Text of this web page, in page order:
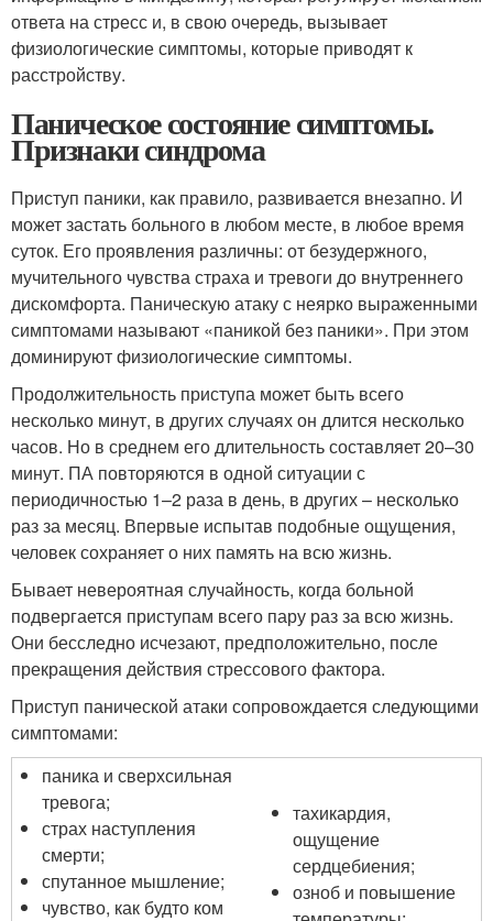
ответа на стресс и, в свою очередь, вызывает
физиологические симптомы, которые приводят к
расстройству.
Паническое состояние симптомы.
Признаки синдрома
Приступ паники, как правило, развивается внезапно. И
может застать больного в любом месте, в любое время
суток. Его проявления различны: от безудержного,
мучительного чувства страха и тревоги до внутреннего
дискомфорта. Паническую атаку с неярко выраженными
симптомами называют «паникой без паники». При этом
доминируют физиологические симптомы.
Продолжительность приступа может быть всего
несколько минут, в других случаях он длится несколько
часов. Но в среднем его длительность составляет 20–30
минут. ПА повторяются в одной ситуации с
периодичностью 1–2 раза в день, в других – несколько
раз за месяц. Впервые испытав подобные ощущения,
человек сохраняет о них память на всю жизнь.
Бывает невероятная случайность, когда больной
подвергается приступам всего пару раз за всю жизнь.
Они бесследно исчезают, предположительно, после
прекращения действия стрессового фактора.
Приступ панической атаки сопровождается следующими
симптомами:
паника и сверхсильная
тревога;
страх наступления
смерти;
спутанное мышление;
чувство, как будто ком
тахикардия,
ощущение
сердцебиения;
озноб и повышение